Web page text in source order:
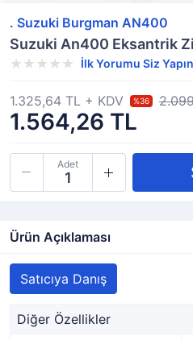
. Suzuki Burgman AN400
Suzuki An400 Eksantrik
İlk Yorumu Siz Yapın
1.564,26 TL
1.325,64 TL + KDV %36
Adet
Ürün Açıklaması
Satıcıya Danış
Diğer Özellikler